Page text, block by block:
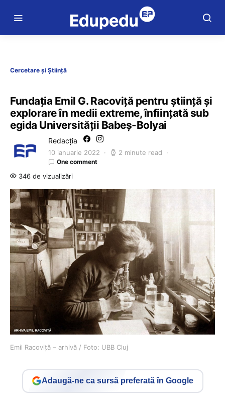
Cercetare și Știință
Fundația Emil G. Racoviță pentru știință și
explorare în medii extreme, înființată sub
egida Universității Babeș-Bolyai
Redacția
10 ianuarie 2022 2 minute read
One comment
346 de vizualizări
Emil Racoviță – arhivă / Foto: UBB Cluj
Adaugă-ne ca sursă preferată în Google